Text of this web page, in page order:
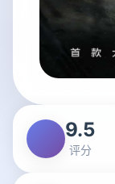
9.5
评分